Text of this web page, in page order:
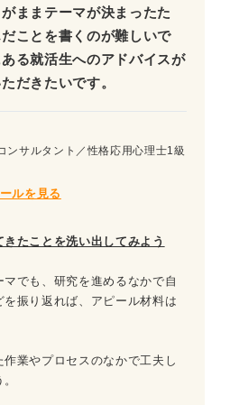
ままテーマが決まったた
ことを書くのが難しいで
る就活生へのアドバイスが
だきたいです。
ンサルタント／性格応用心理士1級
ルを見る
たことを洗い出してみよう
でも、研究を進めるなかで自
振り返れば、アピール材料は
作業やプロセスのなかで工夫し